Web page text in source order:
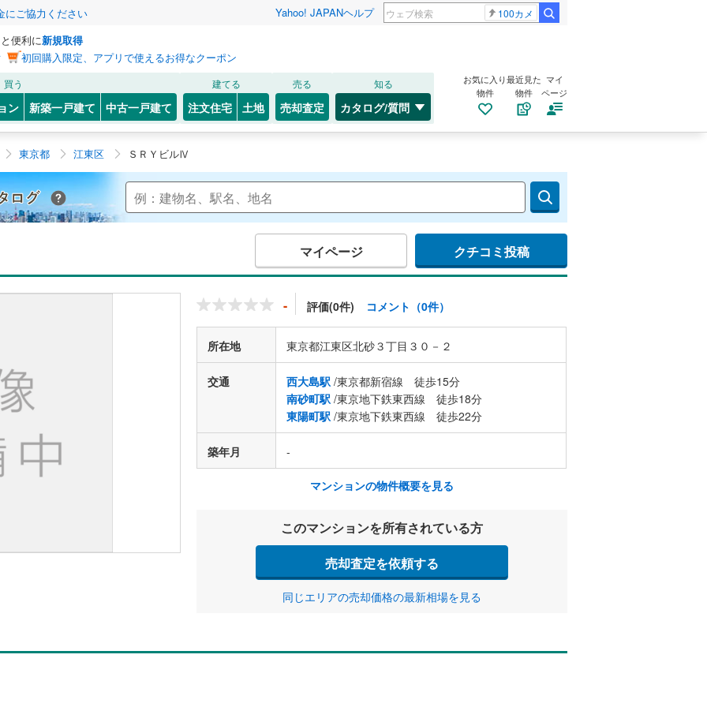
にご協力ください Yahoo! JAPANヘルプ 100カメ
便利に新規取得
初回購入限定、アプリで使えるお得なクーポン
買う
ン 新築一戸建て 中古一戸建て
建てる
注文住宅 土地
売る
売却査定
知る
カタログ/質問
お気に入り
物件
最近見た
物件
マイ
ページ
東京都 江東区 ＳＲＹビルⅣ
Yahoo!不動産 マンションカタログ
マイページ クチコミ投稿
- 評価(0件) コメント（0件）
所在地 東京都江東区北砂３丁目３０－２
交通 西大島駅 /東京都新宿線 徒歩15分
南砂町駅 /東京地下鉄東西線 徒歩18分
東陽町駅 /東京地下鉄東西線 徒歩22分
築年月 -
マンションの物件概要を見る
このマンションを所有されている方
売却査定を依頼する
同じエリアの売却価格の最新相場を見る